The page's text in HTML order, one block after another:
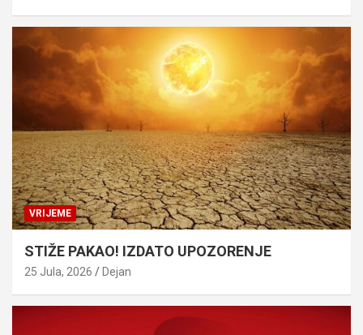
VRIJEME
STIŽE PAKAO! IZDATO UPOZORENJE
25 Jula, 2026 Dejan